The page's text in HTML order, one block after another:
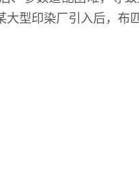
大型印染厂引入后，布